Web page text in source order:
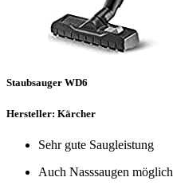
Staubsauger WD6
Hersteller: Kärcher
Sehr gute Saugleistung
Auch Nasssaugen möglich